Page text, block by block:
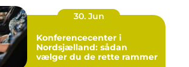
30. Jun
Konferencecenter i
Nordsjælland: sådan
vælger du de rette rammer